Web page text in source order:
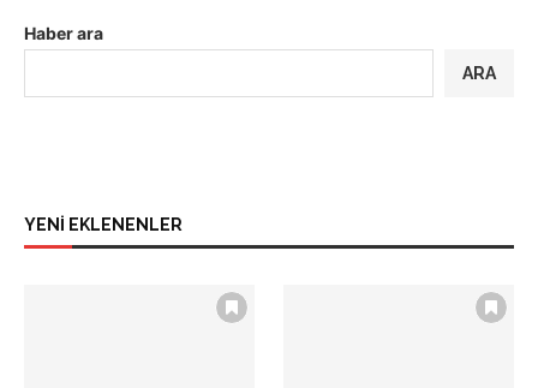
Haber ara
ARA
YENİ EKLENENLER